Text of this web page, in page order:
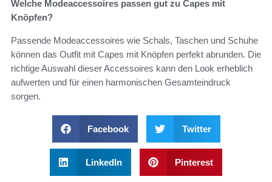
Welche Modeaccessoires passen gut zu Capes mit
Knöpfen?
Passende Modeaccessoires wie Schals, Taschen und Schuhe
können das Outfit mit Capes mit Knöpfen perfekt abrunden. Die
richtige Auswahl dieser Accessoires kann den Look erheblich
aufwerten und für einen harmonischen Gesamteindruck
sorgen.
Facebook Twitter
LinkedIn Pinterest